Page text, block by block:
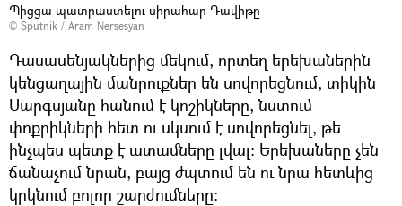
Պիցցա պատրաստելու սիրահար Դավիթը
© Sputnik / Aram Nersesyan
Դասասենյակներից մեկում, որտեղ երեխաներին
կենցաղային մանրուքներ են սովորեցնում, տիկին
Սարգսյանը հանում է կոշիկները, նստում
փոքրիկների հետ ու սկսում է սովորեցնել, թե
ինչպես պետք է ատամները լվալ։ Երեխաները չեն
ճանաչում նրան, բայց ժպտում են ու նրա հետևից
կրկնում բոլոր շարժումները։